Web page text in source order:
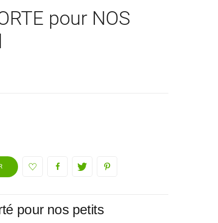
pour NOS
pour nos petits